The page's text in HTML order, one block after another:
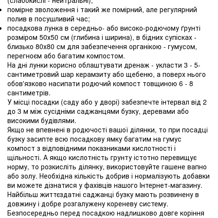
помірне зволоження і такий же помірний, але регулярний
полив в посушливий час;
посадкова лунка в середньо- або високо-родючому ґрунті
розміром 50х50 см (глибина і ширина), в бідних супісках -
близько 80х80 см для забезпечення органікою - гумусом,
перегноєм або багатим компостом.
На дні лунки корисно облаштувати дренаж - укласти 3 - 5-
сантиметровий шар керамзиту або щебеню, а поверх нього
обов'язково насипати родючий компост товщиною 6 - 8
сантиметрів.
У місці посадки (саду або у дворі) забезпечте інтервал від 2
до 3 м між сусідніми саджанцями бузку, деревами або
високими будівлями.
Якщо не впевнені в родючості вашої ділянки, то при посадці
бузку засипте всю посадкову ямку багатим на гумус
компост з відповідними показниками кислотності і
щільності. А якщо кислотність грунту істотно перевищує
норму, то розкисліть ділянку, використовуйте гашене вапно
або золу. Необхідна кількість добрив і нормалізують добавки
ви можете дізнатися у фахівців нашого Інтернет-магазину.
Найбільш життєздатні саджанці бузку мають розвинену в
довжину і добре розгалужену кореневу систему.
Безпосередньо перед посадкою надлишково довге коріння